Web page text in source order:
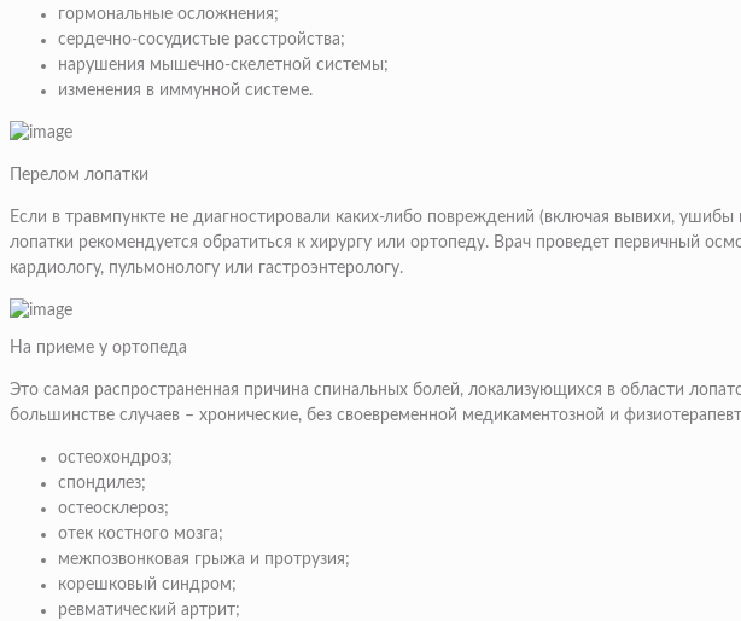
гормональные осложнения;
сердечно-сосудистые расстройства;
нарушения мышечно-скелетной системы;
изменения в иммунной системе.
Перелом лопатки
Если в травмпункте не диагностировали каких-либо повреждений (включая вывихи,
лопатки рекомендуется обратиться к хирургу или ортопеду. Врач проведет первичный
кардиологу, пульмонологу или гастроэнтерологу.
На приеме у ортопеда
Это самая распространенная причина спинальных болей, локализующихся в области
большинстве случаев – хронические, без своевременной медикаментозной и
остеохондроз;
спондилез;
остеосклероз;
отек костного мозга;
межпозвонковая грыжа и протрузия;
корешковый синдром;
ревматический артрит;